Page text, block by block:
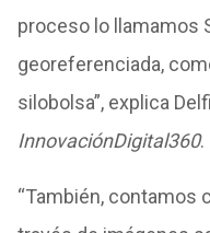
proceso lo llamamos
georeferenciada,
silobolsa”, explica
InnovaciónDigital360.
“También, contamos